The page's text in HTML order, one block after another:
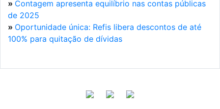
» Contagem apresenta equilíbrio nas contas públicas
de 2025
» Oportunidade única: Refis libera descontos de até
100% para quitação de dívidas